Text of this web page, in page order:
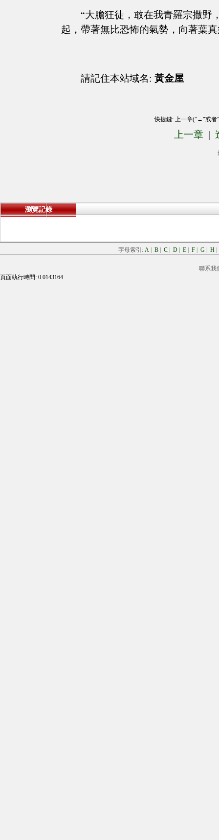
“大膽狂徒，敢在我青羅宗撒野
起，帶著無比恐怖的氣勢，向著葉
請記住本站域名: 黃金屋
快捷鍵: 上一章("←"或
上一章 |
瀏覽記錄
字母索引: A B C D E F G H
聯系我
頁面執行時間: 0.0143164